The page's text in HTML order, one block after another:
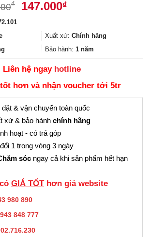
₫
Giá
197.000₫.
147.000₫Giá
là:
147.000₫.
Xuất xứ: Chính hãng
Bảo hành: 1 năm
Liên hệ ngay hotline
hơn và nhận voucher tới 5tr
& vận chuyển toàn quốc
xứ & bảo hành chính hãng
hoạt - có trả góp
1 trong vòng 3 ngày
sóc ngay cả khi sản phẩm hết hạn
GIÁ TỐThơn giá website
980 890
848 777